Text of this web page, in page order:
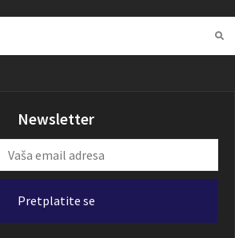
Newsletter
Pretplatite se